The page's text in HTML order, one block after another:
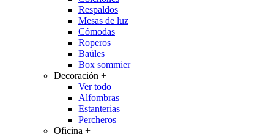
Respaldos
Mesas de luz
Cómodas
Roperos
Baúles
Box sommier
Decoración +
Ver todo
Alfombras
Estanterias
Percheros
Oficina +